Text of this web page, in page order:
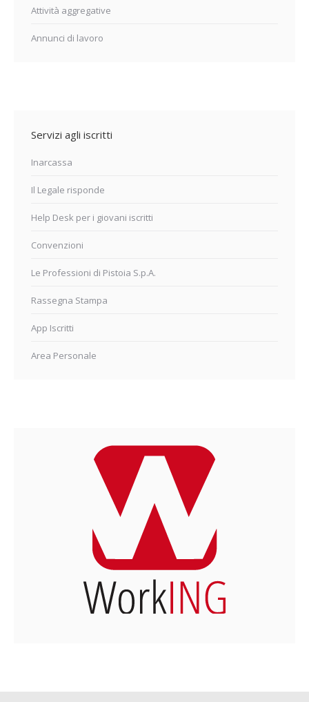
Attività aggregative
Annunci di lavoro
Servizi agli iscritti
Inarcassa
Il Legale risponde
Help Desk per i giovani iscritti
Convenzioni
Le Professioni di Pistoia S.p.A.
Rassegna Stampa
App Iscritti
Area Personale